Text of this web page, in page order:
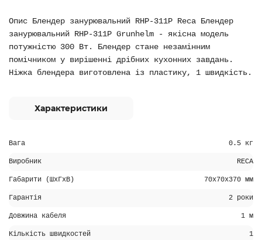
Опис Блендер занурювальний RHP-311P Reca Блендер
занурювальний RHP-311P Grunhelm - якісна модель
потужністю 300 Вт. Блендер стане незамінним
помічником у вирішенні дрібних кухонних завдань.
Ніжка блендера виготовлена із пластику, 1 швидкість.
Характеристики
Вага 0.5 кг
Виробник RECA
Габарити (ШхГхВ) 70х70х370 мм
Гарантія 2 роки
Довжина кабеля 1 м
Кількість швидкостей 1